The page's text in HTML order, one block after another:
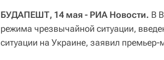
БУДАПЕШТ, 14 мая - РИА Новости. В
режима чрезвычайной ситуации,
ситуации на Украине, заявил